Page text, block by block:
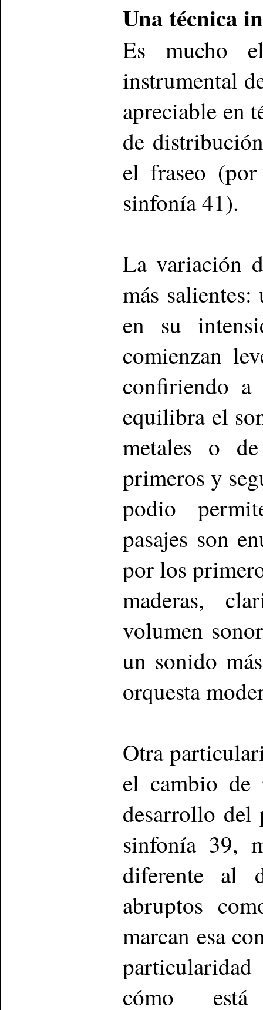
Una técnica
Es mucho
instrumental
apreciable en
de
el fraseo
sinfonía 41).
La variación
más
en su
comienzan
confiriendo
equilibra el
metales o
primeros y
podio
pasajes son
por los
maderas,
volumen
un sonido
orquesta
Otra
el cambio de
desarrollo del
sinfonía 39,
diferente al
abruptos
marcan esa
cómo